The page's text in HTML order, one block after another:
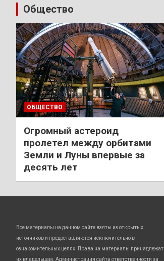
Общество
ОБЩЕСТВО
Огромный астероид
пролетел между орбитами
Земли и Луны впервые за
десять лет
Все материалы на данном сайте взяты из открытых
источников и предоставляются исключительно в
ознакомительных целях. Права на материалы принадлежат
их владельцам. Администрация сайта ответственности за